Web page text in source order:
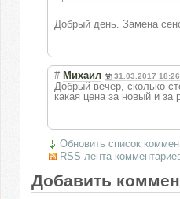
Добрый день. Замена
# Михаил 31.03.2017 18:26
Добрый вечер, сколько
какая цена за новый и за
Обновить список
RSS лента
Добавить